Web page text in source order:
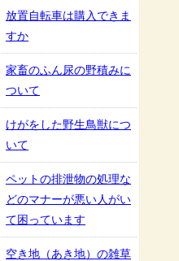
放置自転車は購入できま
すか
家畜のふん尿の野積みに
ついて
けがをした野生鳥獣につ
いて
ペットの排泄物の処理な
どのマナーが悪い人がい
て困っています
空き地（あき地）の雑草